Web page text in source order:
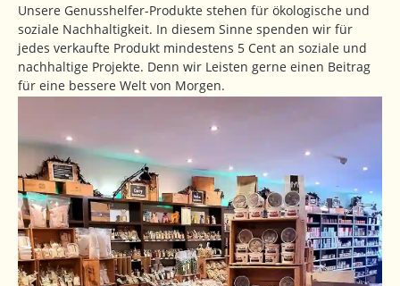
Unsere Genusshelfer-Produkte stehen für ökologische und
soziale Nachhaltigkeit. In diesem Sinne spenden wir für
jedes verkaufte Produkt mindestens 5 Cent an soziale und
nachhaltige Projekte. Denn wir Leisten gerne einen Beitrag
für eine bessere Welt von Morgen.